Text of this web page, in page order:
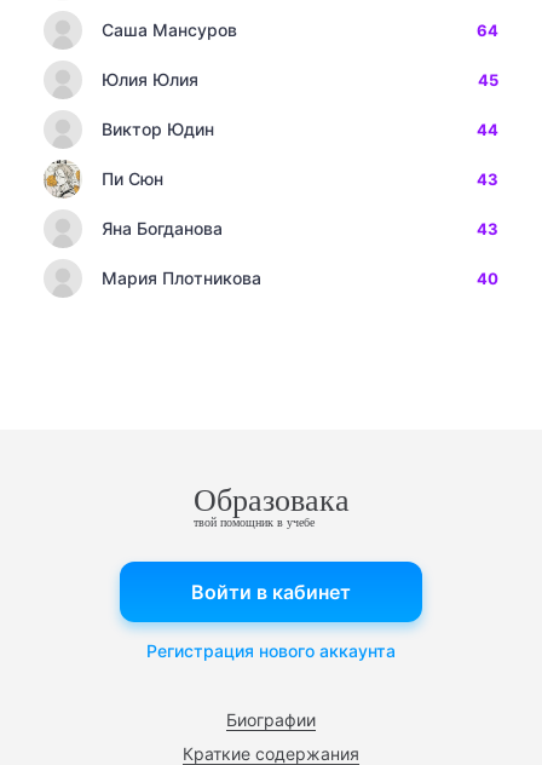
Саша Мансуров 64
Юлия Юлия 45
Виктор Юдин 44
Пи Сюн 43
Яна Богданова 43
Мария Плотникова 40
Образовака
твой помощник в учебе
Биографии
Краткие содержания
Войти в кабинет
Регистрация нового аккаунта